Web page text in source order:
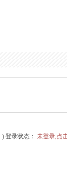
登录状态： 未登录,点